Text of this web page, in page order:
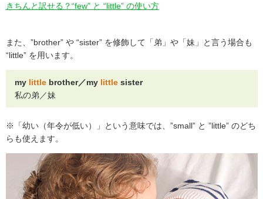
きちんと訳せる？“few” と “little” の使い方
また、”brother” や “sister” を修飾して「弟」や「妹」と言う場合も
“little” を用います。
my littlebrother／my little sister
私の弟／妹
※「幼い（年令が低い）」という意味では、”small” と ”little” のどち
らも使えます。